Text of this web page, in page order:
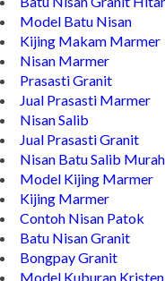
Contoh Nisan Batu Kali
Batu Nisan Granit Hitam
Model Batu Nisan
Kijing Makam Marmer
Nisan Marmer
Prasasti Granit
Jual Prasasti Marmer
Nisan Salib
Jual Prasasti Granit
Nisan Batu Salib Murah
Model Kijing Marmer
Kijing Marmer
Contoh Nisan Patok
Batu Nisan Granit